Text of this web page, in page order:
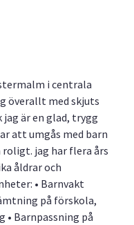
i centrala
överallt med skjuts
är en glad, trygg
att umgås med barn
jag har flera års
åldrar och
• Barnvakt
på förskola,
Barnpassning på